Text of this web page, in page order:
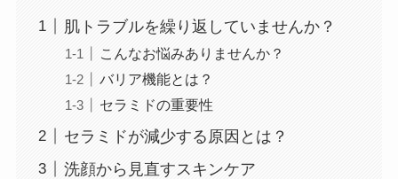
肌トラブルを繰り返していませんか？
こんなお悩みありませんか？
バリア機能とは？
セラミドの重要性
セラミドが減少する原因とは？
洗顔から見直すスキンケア